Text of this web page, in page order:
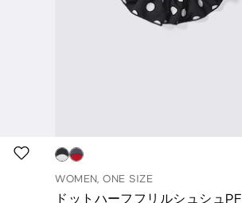
WOMEN, ONE SIZE
ドットハーフフリルシュシュPF